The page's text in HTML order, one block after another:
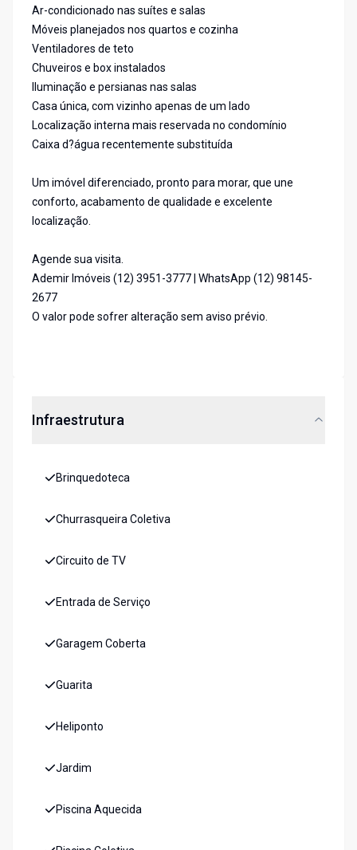
Ar-condicionado nas suítes e salas
Móveis planejados nos quartos e cozinha
Ventiladores de teto
Chuveiros e box instalados
Iluminação e persianas nas salas
Casa única, com vizinho apenas de um lado
Localização interna mais reservada no condomínio
Caixa d?água recentemente substituída
Um imóvel diferenciado, pronto para morar, que une
conforto, acabamento de qualidade e excelente
localização.
Agende sua visita.
Ademir Imóveis (12) 3951-3777 | WhatsApp (12) 98145-
2677
O valor pode sofrer alteração sem aviso prévio.
Infraestrutura
Brinquedoteca
Churrasqueira Coletiva
Circuito de TV
Entrada de Serviço
Garagem Coberta
Guarita
Heliponto
Jardim
Piscina Aquecida